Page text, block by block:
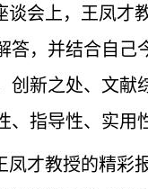
谈会上，王凤才
答，并结合自己
创新之处、文献
、指导性、实用
凤才教授的精彩